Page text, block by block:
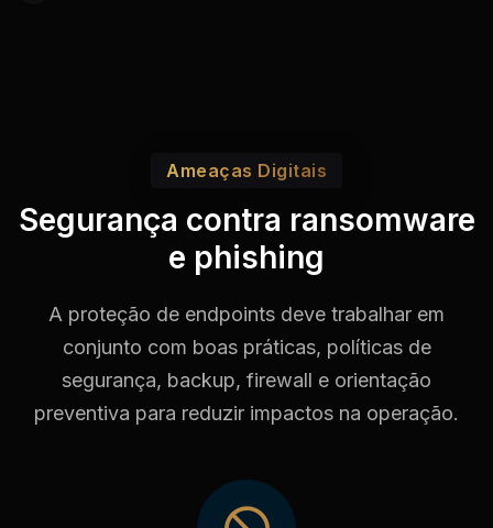
Ameaças Digitais
Segurança contra ransomware
e phishing
A proteção de endpoints deve trabalhar em
conjunto com boas práticas, políticas de
segurança, backup, firewall e orientação
preventiva para reduzir impactos na operação.